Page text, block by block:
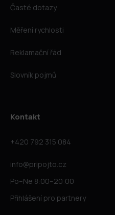
Časté dotazy
Měření rychlosti
Reklamační řád
Slovník pojmů
Kontakt
+420 792 315 084
info@pripojto.cz
Po–Ne 8:00–20:00
Přihlášení pro partnery